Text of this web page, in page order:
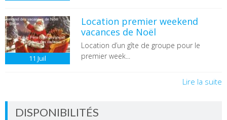
11 Juil
Location premier weekend
vacances de Noël
Location d’un gîte de groupe pour le
premier week...
Lire la suite
DISPONIBILITÉS